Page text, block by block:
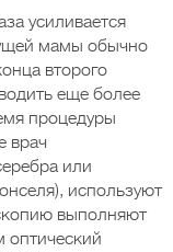
усиливается
мамы обычно
второго
еще более
процедуры
врач
или
используют
выполняют
оптический